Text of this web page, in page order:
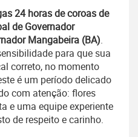
24 horas de coroas de
de Governador
Mangabeira (BA).
para que sua
correto, no momento
é um período delicado
com atenção: flores
e uma equipe experiente
de respeito e carinho.